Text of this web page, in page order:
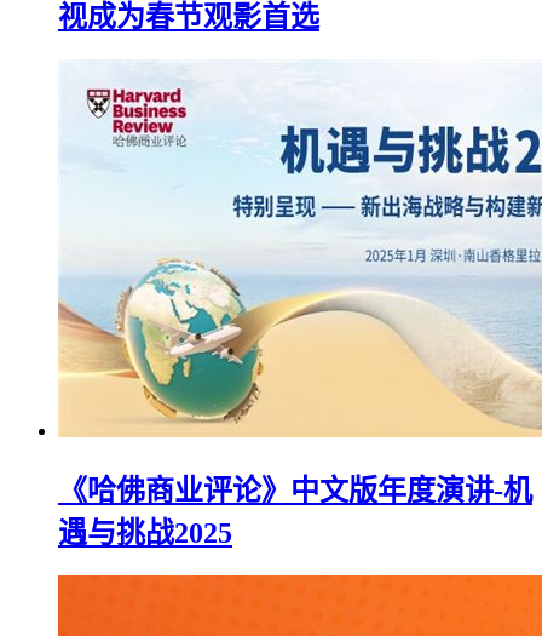
视成为春节观影首选
《哈佛商业评论》中文版年度演讲-机
遇与挑战2025